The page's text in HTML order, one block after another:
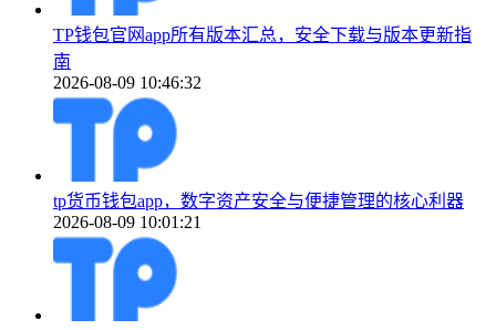
TP钱包官网app所有版本汇总，安全下载与版本更新指
南
2026-08-09 10:46:32
tp货币钱包app，数字资产安全与便捷管理的核心利器
2026-08-09 10:01:21